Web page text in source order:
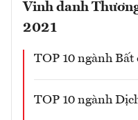
Vinh danh
2021
TOP 10 ngành Bất
TOP 10 ngành